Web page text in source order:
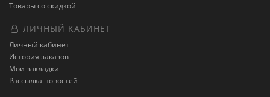
Товары со скидкой
ЛИЧНЫЙ КАБИНЕТ
Личный кабинет
История заказов
Мои закладки
Рассылка новостей